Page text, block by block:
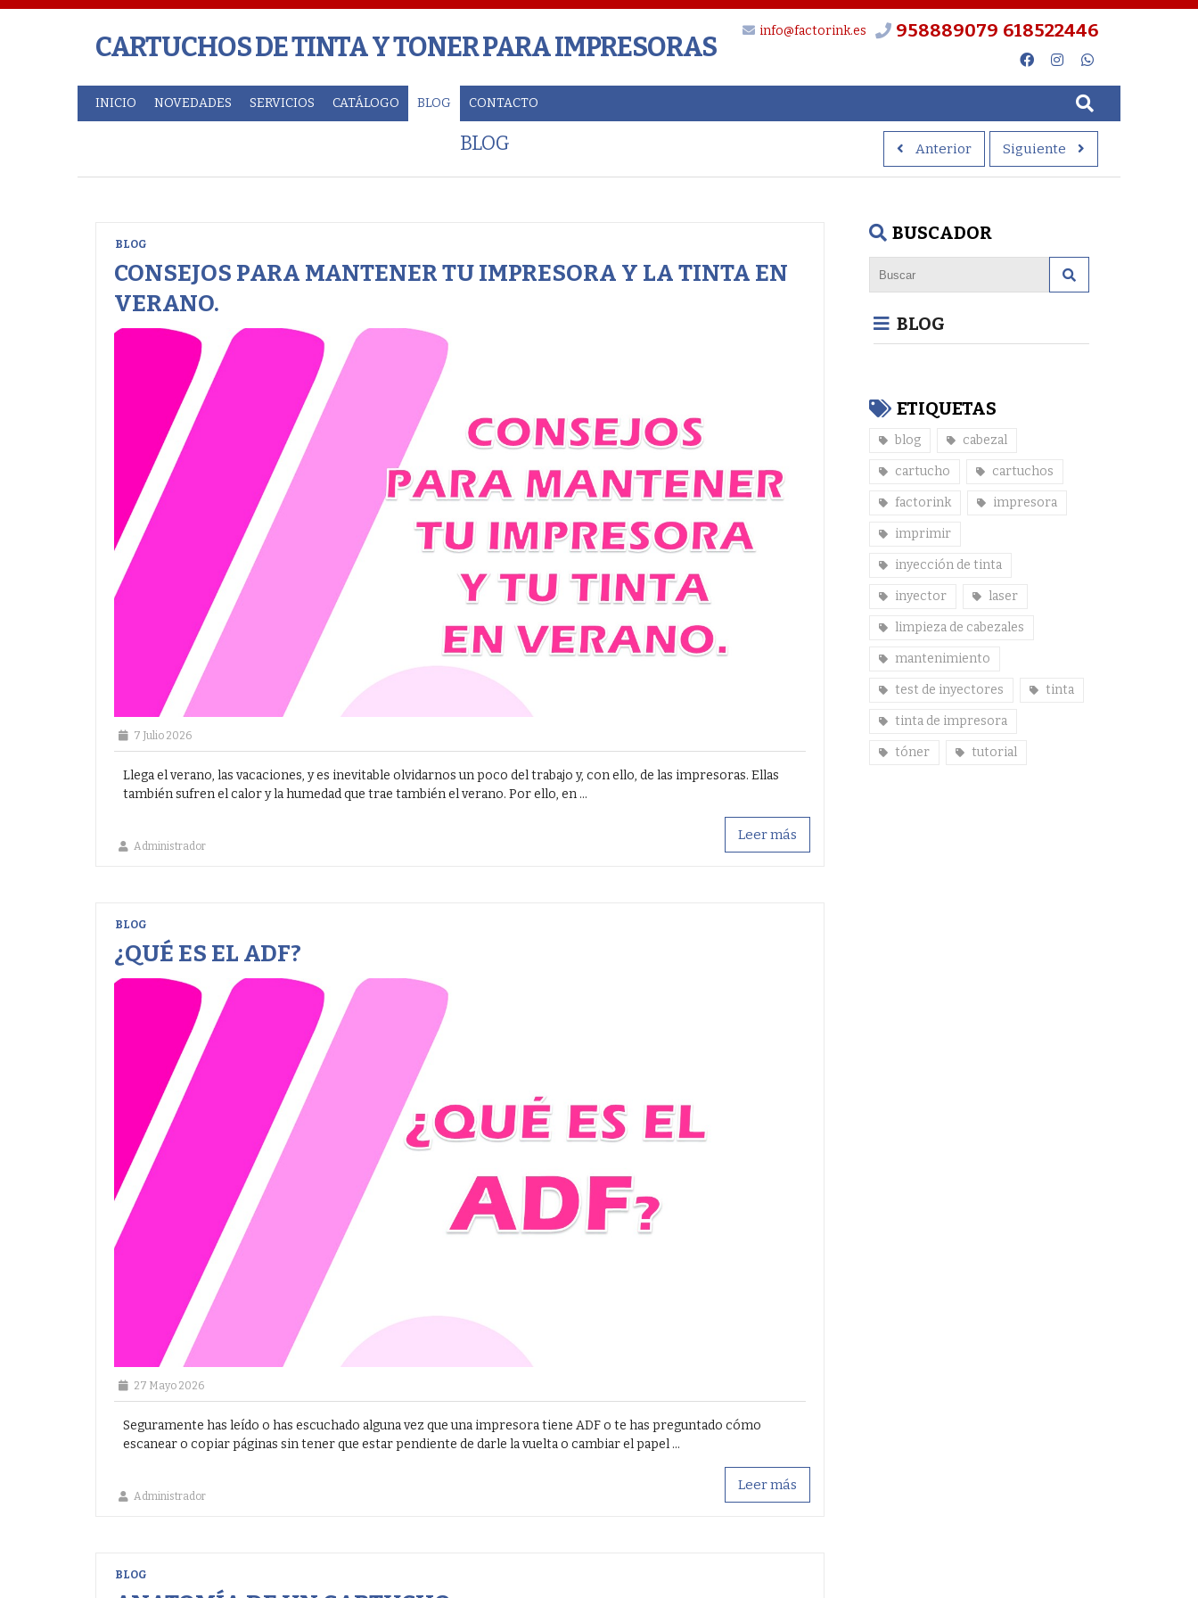
CARTUCHOS DE TINTA Y TONER PARA IMPRESORAS
info@factorink.es 958889079 618522446
INICIO NOVEDADES SERVICIOS CATÁLOGO BLOG CONTACTO
BLOG Anterior Siguiente
CONSEJOS PARA MANTENER TU IMPRESORA Y LA TINTA EN
VERANO.
BLOG
Administrador
7 Julio 2026
Llega el verano, las vacaciones, y es inevitable olvidarnos un poco del trabajo y, con ello, de las impresoras. Ellas
también sufren el calor y la humedad que trae también el verano. Por ello, en ...
Leer más
¿QUÉ ES EL ADF?
BLOG
Administrador
27 Mayo 2026
Seguramente has leído o has escuchado alguna vez que una impresora tiene ADF o te has preguntado cómo
escanear o copiar páginas sin tener que estar pendiente de darle la vuelta o cambiar el papel ...
Leer más
BLOG
BUSCADOR
BLOG
ETIQUETAS
blog cabezal
cartucho cartuchos
factorink impresora
imprimir
inyección de tinta
inyector laser
limpieza de cabezales
mantenimiento
test de inyectores tinta
tinta de impresora
tóner tutorial